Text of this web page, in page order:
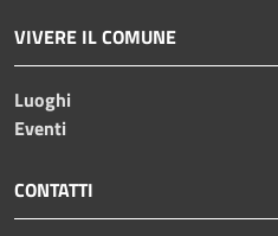
VIVERE IL COMUNE
Luoghi
Eventi
CONTATTI